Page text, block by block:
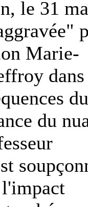
le 31
Marie-
du
du